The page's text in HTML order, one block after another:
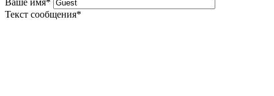
Текст сообщения*